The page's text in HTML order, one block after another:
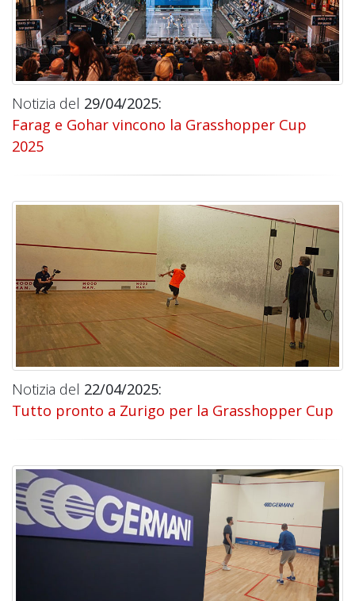
Notizia del 29/04/2025:
Farag e Gohar vincono la Grasshopper Cup
2025
Notizia del 22/04/2025:
Tutto pronto a Zurigo per la Grasshopper Cup